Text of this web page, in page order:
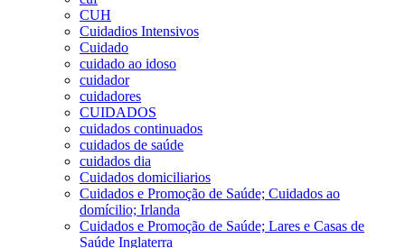
CUH
Cuidadios Intensivos
Cuidado
cuidado ao idoso
cuidador
cuidadores
CUIDADOS
cuidados continuados
cuidados de saúde
cuidados dia
Cuidados domiciliarios
Cuidados e Promoção de Saúde; Cuidados ao
domícilio; Irlanda
Cuidados e Promoção de Saúde; Lares e Casas de
Saúde Inglaterra